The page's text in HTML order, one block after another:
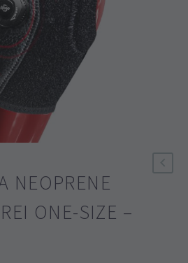
NEOPRENE
ONE-SIZE –